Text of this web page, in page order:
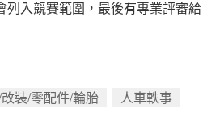
列入競賽範圍，最後有專業評審給
裝/零配件/輪胎
人車軼事